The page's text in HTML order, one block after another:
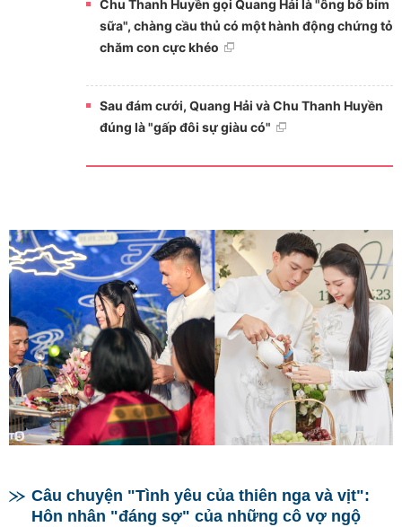
Chu Thanh Huyền gọi Quang Hải là "ông bố bỉm
sữa", chàng cầu thủ có một hành động chứng tỏ
chăm con cực khéo
Sau đám cưới, Quang Hải và Chu Thanh Huyền
đúng là "gấp đôi sự giàu có"
Câu chuyện "Tình yêu của thiên nga và vịt":
Hôn nhân "đáng sợ" của những cô vợ ngộ